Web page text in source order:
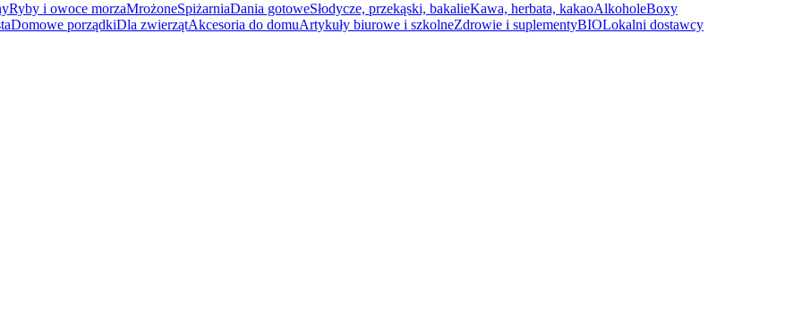
Ryby i owoce morzaMrożoneSpiżarniaDania gotoweSłodycze, przekąski, bakalieKawa, herbata, kakaoAlkoholeBoxy
Domowe porządkiDla zwierzątAkcesoria do domuArtykuły biurowe i szkolneZdrowie i suplementyBIOLokalni dostawcy